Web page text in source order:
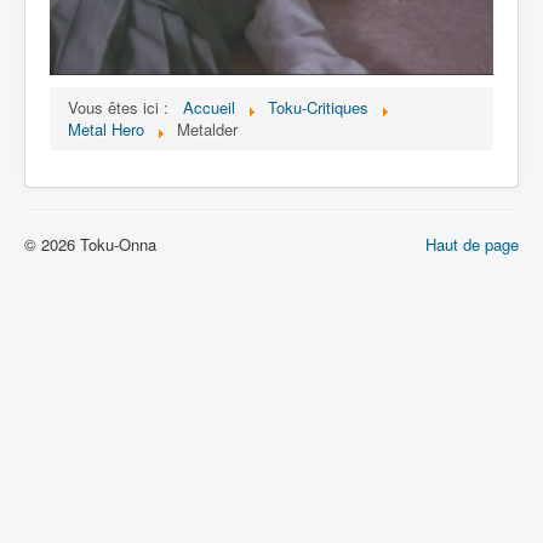
Vous êtes ici : Accueil
Toku-Critiques
Metal Hero
Metalder
Haut de page
© 2026 Toku-Onna